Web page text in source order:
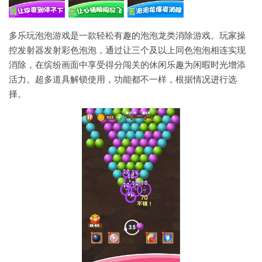
多乐玩泡泡游戏是一款轻松有趣的泡泡龙类消除游戏。玩家操
控发射器发射彩色泡泡，通过让三个及以上同色泡泡相连实现
消除，在缤纷画面中享受得分闯关的休闲乐趣为闲暇时光增添
活力。超多道具解锁使用，功能都不一样，根据情况进行选
择。